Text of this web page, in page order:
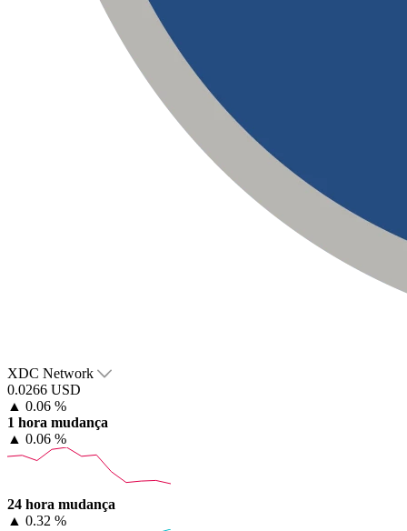
XDC Network
0.0266 USD
▲ 0.06 %
1 hora mudança
▲ 0.06 %
24 hora mudança
▲ 0.32 %